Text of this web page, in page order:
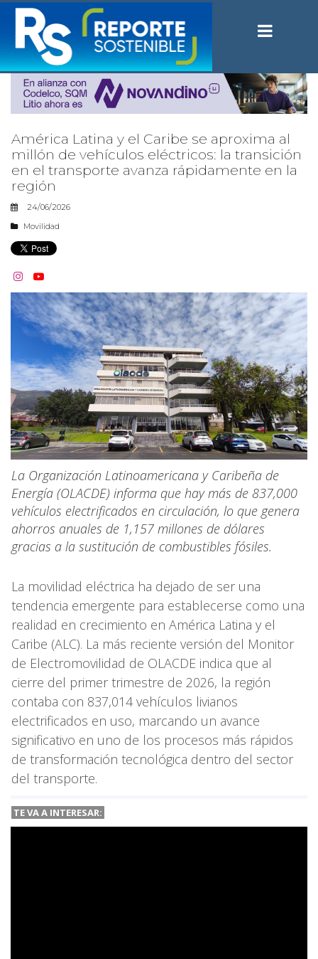
América Latina y el Caribe se aproxima al
millón de vehículos eléctricos: la transición
en el transporte avanza rápidamente en la
región
24/06/2026
Movilidad
 
La Organización Latinoamericana y Caribeña de
Energía (OLACDE) informa que hay más de 837,000
vehículos electrificados en circulación, lo que genera
ahorros anuales de 1,157 millones de dólares
gracias a la sustitución de combustibles fósiles.
La movilidad eléctrica ha dejado de ser una
tendencia emergente para establecerse como una
realidad en crecimiento en América Latina y el
Caribe (ALC). La más reciente versión del Monitor
de Electromovilidad de OLACDE indica que al
cierre del primer trimestre de 2026, la región
contaba con 837,014 vehículos livianos
electrificados en uso, marcando un avance
significativo en uno de los procesos más rápidos
de transformación tecnológica dentro del sector
del transporte.
TE VA A INTERESAR: